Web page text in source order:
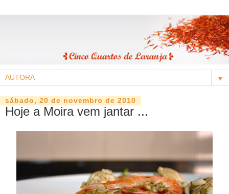
▼
sábado, 20 de novembro de 2010
Hoje a Moira vem jantar ...